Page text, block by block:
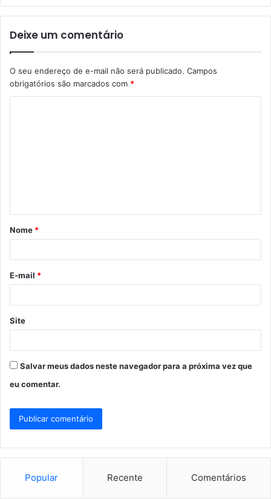
Deixe um comentário
O seu endereço de e-mail não será publicado. Campos
obrigatórios são marcados com *
á
r
*
Nome *
E-mail *
Site
Salvar meus dados neste navegador para a próxima vez que
eu comentar.
Popular Recente Comentários